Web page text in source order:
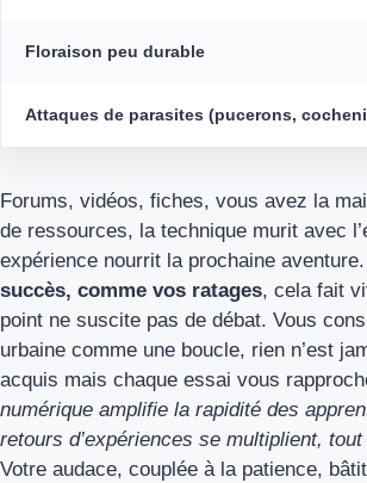
Floraison peu durable
Attaques de parasites (pucerons,
Forums, vidéos, fiches, vous avez la
de ressources, la technique murit avec
expérience nourrit la prochaine aventure.
succès, comme vos ratages, cela fait
point ne suscite pas de débat. Vous
urbaine comme une boucle, rien n’est
acquis mais chaque essai vous
numérique amplifie la rapidité des
retours d’expériences se multiplient,
Votre audace, couplée à la patience,